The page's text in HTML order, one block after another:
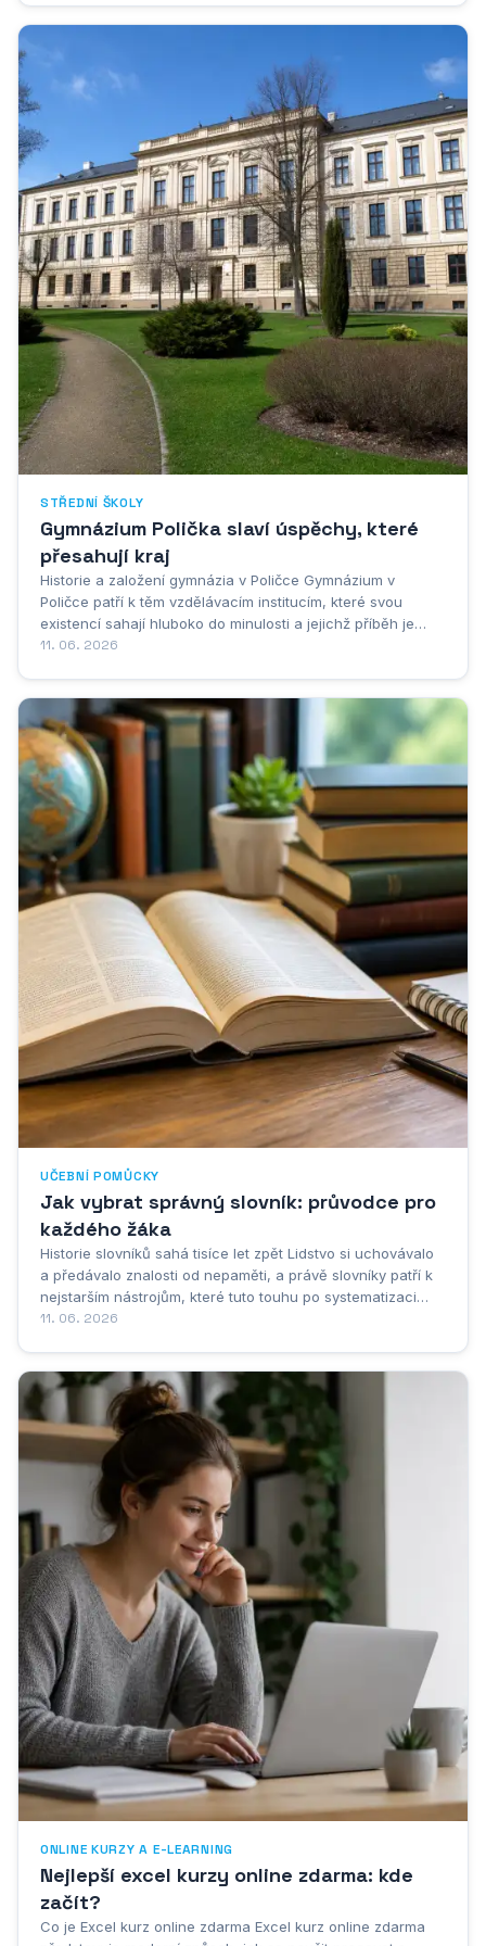
STŘEDNÍ ŠKOLY
Gymnázium Polička slaví úspěchy, které
přesahují kraj
Historie a založení gymnázia v Poličce Gymnázium v
Poličce patří k těm vzdělávacím institucím, které svou
existencí sahají hluboko do minulosti a jejichž příběh je
neoddělitelně spjat s vývojem samotného města. Polička,
11. 06. 2026
UČEBNÍ POMŮCKY
Jak vybrat správný slovník: průvodce pro
každého žáka
Historie slovníků sahá tisíce let zpět Lidstvo si uchovávalo
a předávalo znalosti od nepaměti, a právě slovníky patří k
nejstarším nástrojům, které tuto touhu po systematizaci
jazyka a poznání odrážejí. Jejich kořeny sahají hluboko do
11. 06. 2026
ONLINE KURZY A E-LEARNING
Nejlepší excel kurzy online zdarma: kde
začít?
Co je Excel kurz online zdarma Excel kurz online zdarma